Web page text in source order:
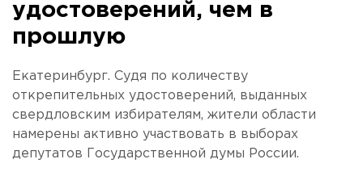
удостоверений, чем в
прошлую
Екатеринбург. Судя по количеству
открепительных удостоверений, выданных
свердловским избирателям, жители области
намерены активно участвовать в выборах
депутатов Государственной думы России.